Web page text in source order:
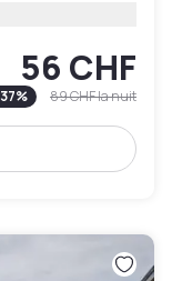
56 CHF
37% 89 CHFla nuit